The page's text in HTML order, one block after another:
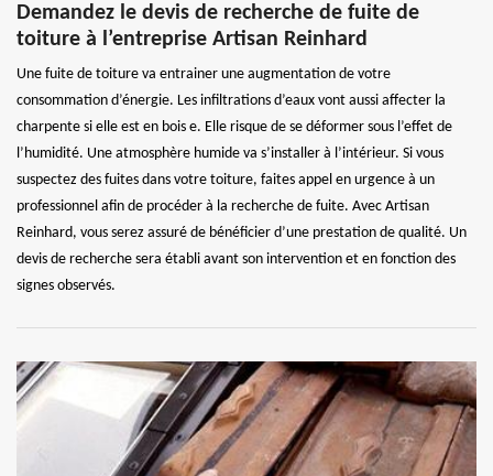
Demandez le devis de recherche de fuite de
toiture à l’entreprise Artisan Reinhard
Une fuite de toiture va entrainer une augmentation de votre
consommation d’énergie. Les infiltrations d’eaux vont aussi affecter la
charpente si elle est en bois e. Elle risque de se déformer sous l’effet de
l’humidité. Une atmosphère humide va s’installer à l’intérieur. Si vous
suspectez des fuites dans votre toiture, faites appel en urgence à un
professionnel afin de procéder à la recherche de fuite. Avec Artisan
Reinhard, vous serez assuré de bénéficier d’une prestation de qualité. Un
devis de recherche sera établi avant son intervention et en fonction des
signes observés.